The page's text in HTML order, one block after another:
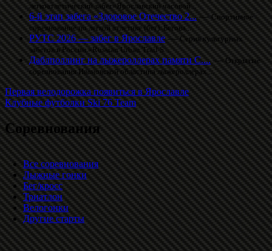
легкоатлетический забег«Ярославский часовой...
6-й этап забега «Здоровое Отечество 2...—Спортивное
соревнование по легкой атлетике (бег). Бегова...
РУТС 2026 — забег в Ярославле—Серия культурных
забегов в России «Russian Urban Trail S...
Даблполлинг на лыжероллерах памяти С....—Открытые
соревнования Ивановской областина лыжероллерах....
Первая велодорожка появиться в Ярославле
Клубные футболки Ski 76 Team
Соревнования
Все соревнования
Лыжные гонки
Бег/кросс
Триатлон
Велогонки
Другие старты